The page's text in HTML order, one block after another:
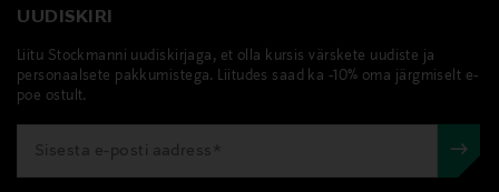
UUDISKIRI
Liitu Stockmanni uudiskirjaga, et olla kursis värskete uudiste ja
personaalsete pakkumistega. Liitudes saad ka -10% oma järgmiselt e-
poe ostult.